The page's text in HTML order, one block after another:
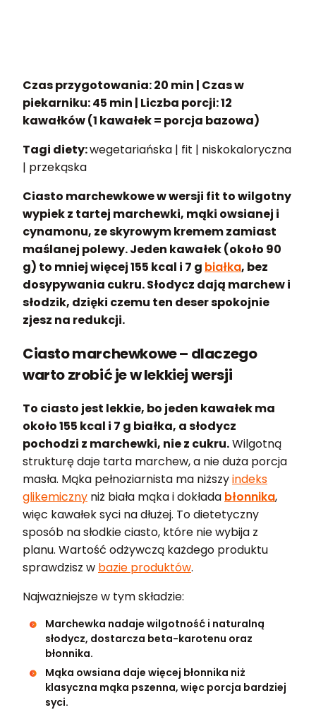
Czas przygotowania: 20 min | Czas w
piekarniku: 45 min | Liczba porcji: 12
kawałków (1 kawałek = porcja bazowa)
Tagi diety:wegetariańska | fit | niskokaloryczna
| przekąska
Ciasto marchewkowe w wersji fit to wilgotny
wypiek z tartej marchewki, mąki owsianej i
cynamonu, ze skyrowym kremem zamiast
maślanej polewy. Jeden kawałek (około 90
g) to mniej więcej 155 kcal i 7 g białka, bez
dosypywania cukru. Słodycz dają marchew i
słodzik, dzięki czemu ten deser spokojnie
zjesz na redukcji.
Ciasto marchewkowe – dlaczego
warto zrobić je w lekkiej wersji
To ciasto jest lekkie, bo jeden kawałek ma
około 155 kcal i 7 g białka, a słodycz
pochodzi z marchewki, nie z cukru.Wilgotną
strukturę daje tarta marchew, a nie duża porcja
masła. Mąka pełnoziarnista ma niższyindeks
glikemiczny niż biała mąka i dokłada błonnika,
więc kawałek syci na dłużej. To dietetyczny
sposób na słodkie ciasto, które nie wybija z
planu. Wartość odżywczą każdego produktu
sprawdzisz w bazie produktów.
Najważniejsze w tym składzie:
Marchewka nadaje wilgotność i naturalną
słodycz, dostarcza beta-karotenu oraz
błonnika.
Mąka owsiana daje więcej błonnika niż
klasyczna mąka pszenna, więc porcja bardziej
syci.